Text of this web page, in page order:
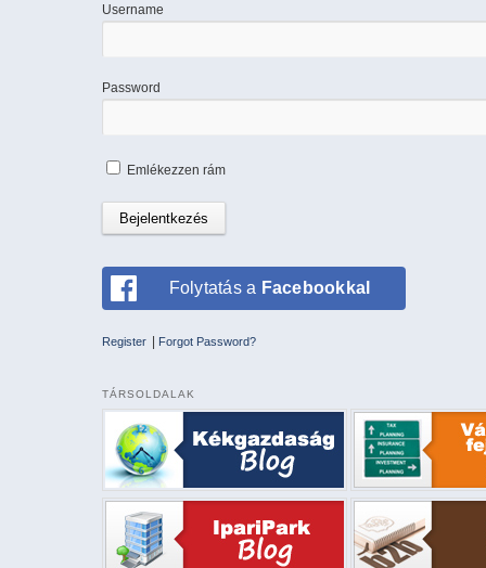
Username
Password
Emlékezzen rám
Folytatás a Facebookkal
Register Forgot Password?
TÁRSOLDALAK